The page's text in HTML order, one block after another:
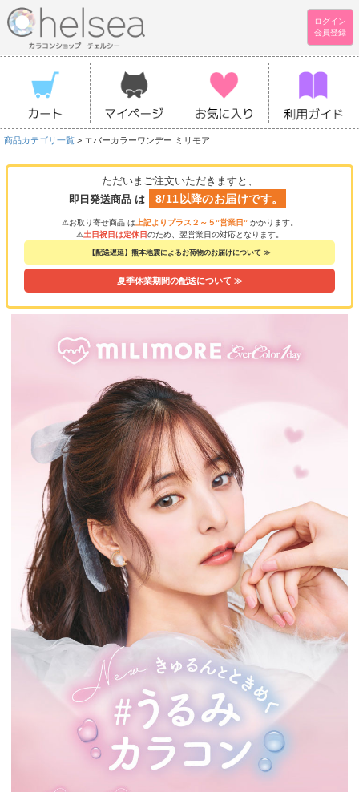
ログイン
会員登録
商品カテゴリ一覧 > エバーカラーワンデー ミリモア
ただいまご注文いただきますと、
即日発送商品 は
8/11以降のお届けです。
⚠お取り寄せ商品 は 上記よりプラス２～５”営業日” かかります。
⚠土日祝日は定休日のため、翌営業日の対応となります。
【配送遅延】熊本地震によるお荷物のお届けについて ≫
夏季休業期間の配送について ≫